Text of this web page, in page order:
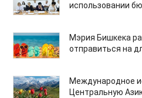
использовании
Мэрия Бишкека
отправиться на
Международное
Центральную